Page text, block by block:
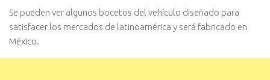
Se pueden ver algunos bocetos del vehículo diseñado para
satisfacer los mercados de latinoamérica y será fabricado en
México.